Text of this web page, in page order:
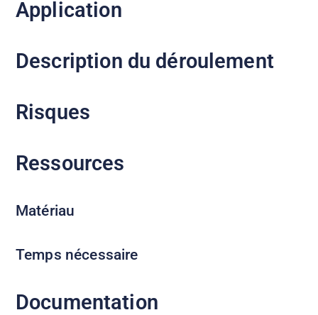
Application
Description du déroulement
Risques
Ressources
Matériau
Temps nécessaire
Documentation